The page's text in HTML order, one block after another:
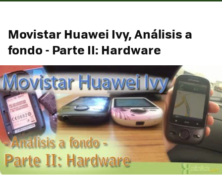
Movistar Huawei Ivy, Análisis a
fondo - Parte II: Hardware